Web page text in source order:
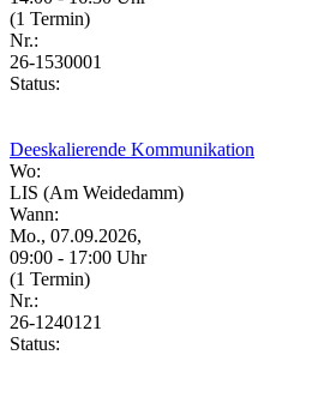
(1 Termin)
Nr.:
26-1530001
Status:
Deeskalierende Kommunikation
Wo:
LIS (Am Weidedamm)
Wann:
Mo., 07.09.2026,
09:00 - 17:00 Uhr
(1 Termin)
Nr.:
26-1240121
Status: